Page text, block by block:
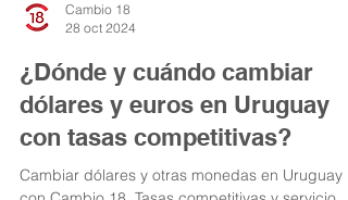
Cambio 18
28 oct 2024
¿Dónde y cuándo cambiar
dólares y euros en Uruguay